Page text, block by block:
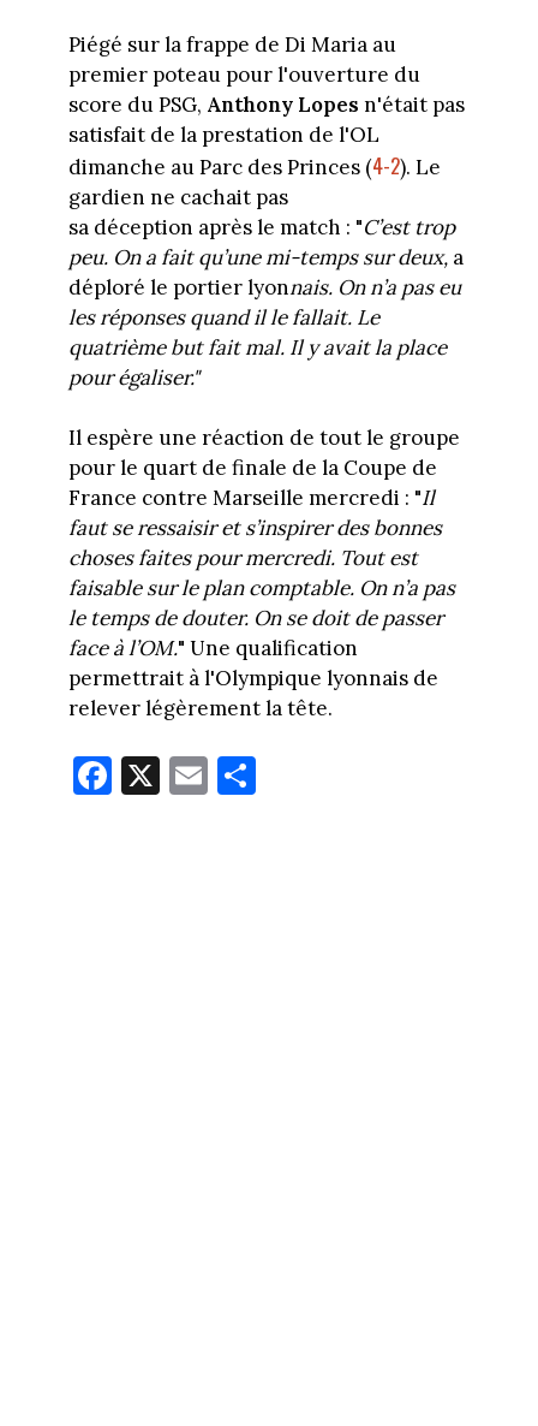
Piégé sur la frappe de Di Maria au
premier poteau pour l'ouverture du
score du PSG, Anthony Lopes n'était pas
satisfait de la prestation de l'OL
dimanche au Parc des Princes (4-2). Le
gardien ne cachait pas
sa déception après le match : "C’est trop
peu.On a fait qu’une mi-temps sur deux,a
déploré le portier lyonnais.On n’a pas eu
les réponses quand il le fallait.Le
quatrième but fait mal.Il y avait la place
pour égaliser."
Il espère une réaction de tout le groupe
pour le quart de finale de la Coupe de
France contre Marseille mercredi : "Il
faut se ressaisir et s’inspirer des bonnes
choses faites pour mercredi. Tout est
faisable sur le plan comptable. On n’a pas
le temps de douter. On se doit de passer
face à l’OM." Une qualification
permettrait à l'Olympique lyonnais de
relever légèrement la tête.
Fa
ce
X E
m
Pa
rt